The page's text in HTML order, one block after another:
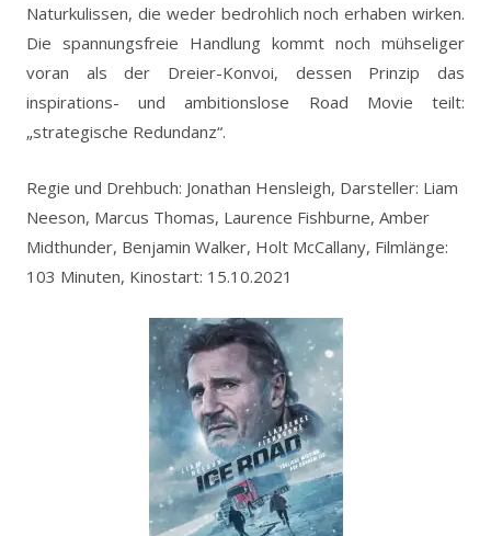
Naturkulissen, die weder bedrohlich noch erhaben wirken.
Die spannungsfreie Handlung kommt noch mühseliger
voran als der Dreier-Konvoi, dessen Prinzip das
inspirations- und ambitionslose Road Movie teilt:
„strategische Redundanz“.
Regie und Drehbuch: Jonathan Hensleigh, Darsteller: Liam
Neeson, Marcus Thomas, Laurence Fishburne, Amber
Midthunder, Benjamin Walker, Holt McCallany, Filmlänge:
103 Minuten, Kinostart: 15.10.2021